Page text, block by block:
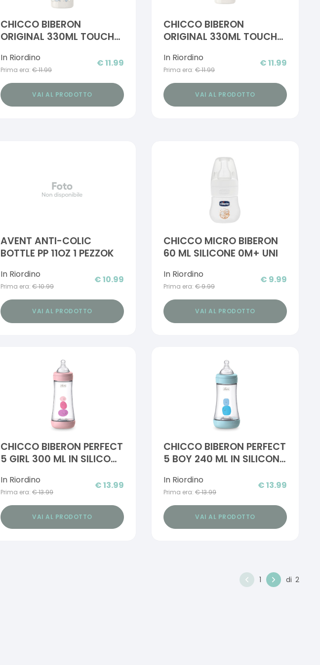
CHICCO BIBERON
ORIGINAL 330ML TOUCH
TETTARELLA IN CAUCCIU'
In Riordino
Prima era: €11.99
€11.99
VAI AL PRODOTTO
CHICCO BIBERON
ORIGINAL 330ML TOUCH
TETTARELLA IN CAUCCIU'
In Riordino
Prima era: €11.99
€11.99
VAI AL PRODOTTO
AVENT ANTI-COLIC
BOTTLE PP 11OZ 1 PEZZOK
In Riordino
Prima era: €10.99
€10.99
VAI AL PRODOTTO
CHICCO MICRO BIBERON
60 ML SILICONE 0M+ UNI
In Riordino
Prima era: €9.99
€ 9.99
VAI AL PRODOTTO
CHICCO BIBERON PERFECT
5 GIRL 300 ML IN SILICONE
In Riordino
Prima era: €13.99
€13.99
VAI AL PRODOTTO
CHICCO BIBERON PERFECT
5 BOY 240 ML IN SILICONE
In Riordino
Prima era: €13.99
€13.99
VAI AL PRODOTTO
1 di 2